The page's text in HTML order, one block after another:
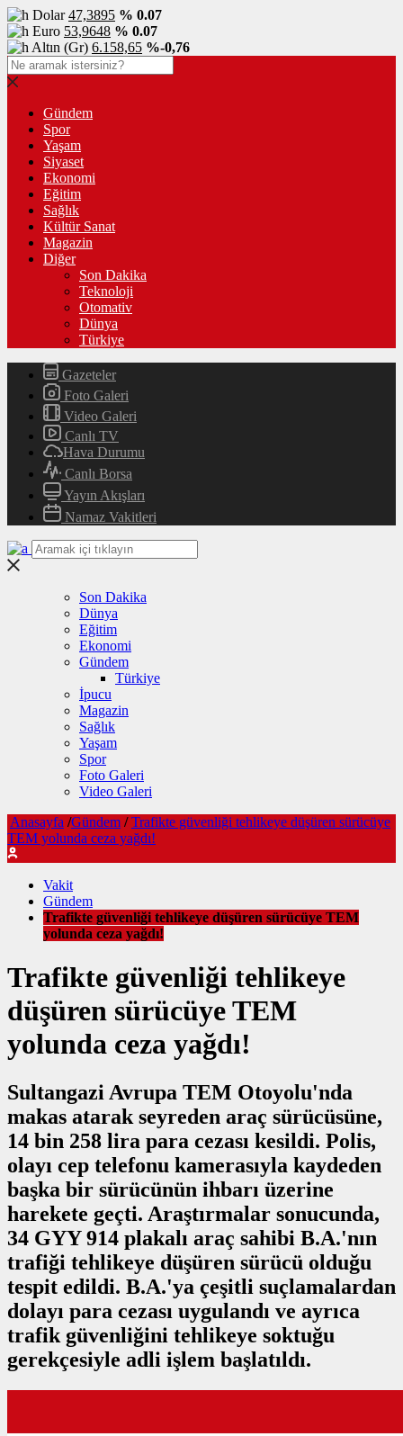
Dolar47,3895 % 0.07
Euro 53,9648 % 0.07
Altın (Gr) 6.158,65 %-0,76
Gündem
Spor
Yaşam
Siyaset
Ekonomi
Eğitim
Sağlık
Kültür Sanat
Magazin
Diğer
Son Dakika
Teknoloji
Otomativ
Dünya
Türkiye
Gazeteler
Foto Galeri
Video Galeri
Canlı TV
Hava Durumu
Canlı Borsa
Yayın Akışları
Namaz Vakitleri
Son Dakika
Dünya
Eğitim
Ekonomi
Gündem
Türkiye
İpucu
Magazin
Sağlık
Yaşam
Spor
Foto Galeri
Video Galeri
Anasayfa /Gündem / Trafikte güvenliği tehlikeye düşüren sürücüye
TEM yolunda ceza yağdı!
Vakit
Gündem
Trafikte güvenliği tehlikeye düşüren sürücüye TEM
yolunda ceza yağdı!
Trafikte güvenliği tehlikeye
düşüren sürücüye TEM
yolunda ceza yağdı!
Sultangazi Avrupa TEM Otoyolu'nda
makas atarak seyreden araç sürücüsüne,
14 bin 258 lira para cezası kesildi. Polis,
olayı cep telefonu kamerasıyla kaydeden
başka bir sürücünün ihbarı üzerine
harekete geçti. Araştırmalar sonucunda,
34 GYY 914 plakalı araç sahibi B.A.'nın
trafiği tehlikeye düşüren sürücü olduğu
tespit edildi. B.A.'ya çeşitli suçlamalardan
dolayı para cezası uygulandı ve ayrıca
trafik güvenliğini tehlikeye soktuğu
gerekçesiyle adli işlem başlatıldı.